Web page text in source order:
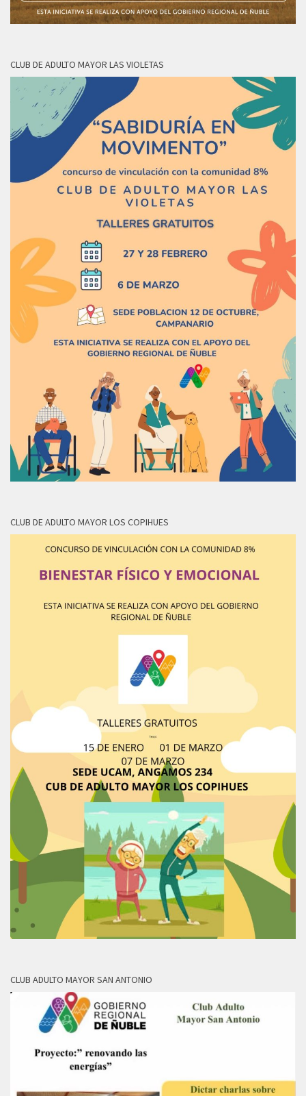
CLUB DE ADULTO MAYOR LAS VIOLETAS
CLUB DE ADULTO MAYOR LOS COPIHUES
CLUB ADULTO MAYOR SAN ANTONIO